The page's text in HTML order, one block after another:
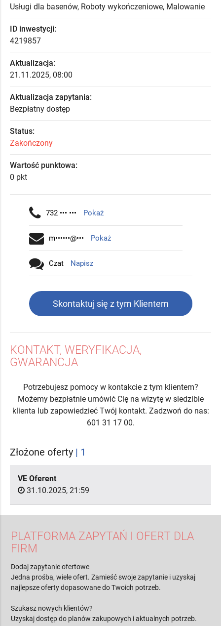
Usługi dla basenów, Roboty wykończeniowe, Malowanie
ID inwestycji:
4219857
Aktualizacja:
21.11.2025, 08:00
Aktualizacja zapytania:
Bezpłatny dostęp
Status:
Zakończony
Wartość punktowa:
0 pkt
732 ••• ••• Pokaż
m••••••@••• Pokaż
Czat Napisz
Skontaktuj się z tym Klientem
KONTAKT, WERYFIKACJA,
GWARANCJA
Potrzebujesz pomocy w kontakcie z tym klientem?
Możemy bezpłatnie umówić Cię na wizytę w siedzibie
klienta lub zapowiedzieć Twój kontakt. Zadzwoń do nas:
601 31 17 00.
Złożone oferty | 1
VE Oferent
31.10.2025, 21:59
PLATFORMA ZAPYTAŃ I OFERT DLA
FIRM
Dodaj zapytanie ofertowe
Jedna prośba, wiele ofert. Zamieść swoje zapytanie i uzyskaj
najlepsze oferty dopasowane do Twoich potrzeb.
Szukasz nowych klientów?
Uzyskaj dostęp do planów zakupowych i aktualnych potrzeb.